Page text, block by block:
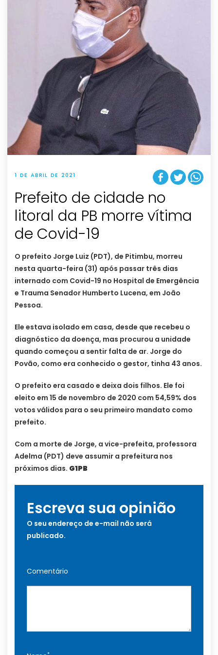
1 DE ABRIL DE 2021
Prefeito de cidade no
litoral da PB morre vítima
de Covid-19
O prefeito Jorge Luiz (PDT), de Pitimbu, morreu
nesta quarta-feira (31) após passar três dias
internado com Covid-19 no Hospital de Emergência
e Trauma Senador Humberto Lucena, em João
Pessoa.
Ele estava isolado em casa, desde que recebeu o
diagnóstico da doença, mas procurou a unidade
quando começou a sentir falta de ar. Jorge do
Povão, como era conhecido o gestor, tinha 43 anos.
O prefeito era casado e deixa dois filhos. Ele foi
eleito em 15 de novembro de 2020 com 54,59% dos
votos válidos para o seu primeiro mandato como
prefeito.
Com a morte de Jorge, a vice-prefeita, professora
Adelma (PDT) deve assumir a prefeitura nos
próximos dias. G1PB
Escreva sua opinião
O seu endereço de e-mail não será
publicado.
Comentário